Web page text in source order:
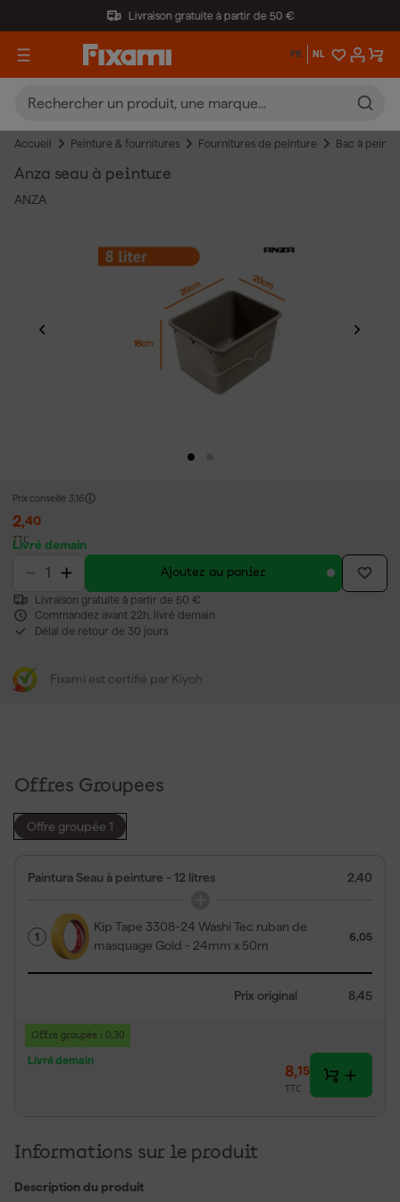
Livraison gratuite à partir de 50 €
FR NL
Accueil Peinture & fournitures Fournitures de peinture Bac à
Anza seau à peinture
ANZA
Prix conseillé 3,16
2,40
TTC
Livré demain
Ajouter au panier
Livraison gratuite à partir de 50 €
Commandez avant 22h, livré demain
Délai de retour de 30 jours
Fixami est certifié par Kiyoh
Offres Groupees
Offre groupée 1
Paintura Seau à peinture - 12 litres 2,40
1
Kip Tape 3308-24 Washi Tec ruban de
masquage Gold - 24mm x 50m
6,05
Prix original 8,45
Offre groupée : 0,30
Livré demain
8,15
TTC
Informations sur le produit
Description du produit